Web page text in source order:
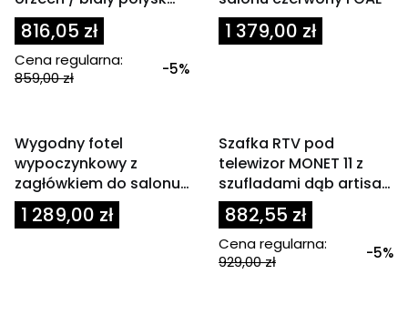
140 cm
816,05 zł
Cena regularna:
859,00 zł
-5%
Cena
1 379,00 zł
Powiadom mnie o
Wygodny fotel
wypoczynkowy z
zagłówkiem do salonu
szary
Cena
1 289,00 zł
Szafka RTV pod
telewizor MONET 11 z
szufladami dąb artisan
150 cm
882,55 zł
Cena regularna:
929,00 zł
-5%